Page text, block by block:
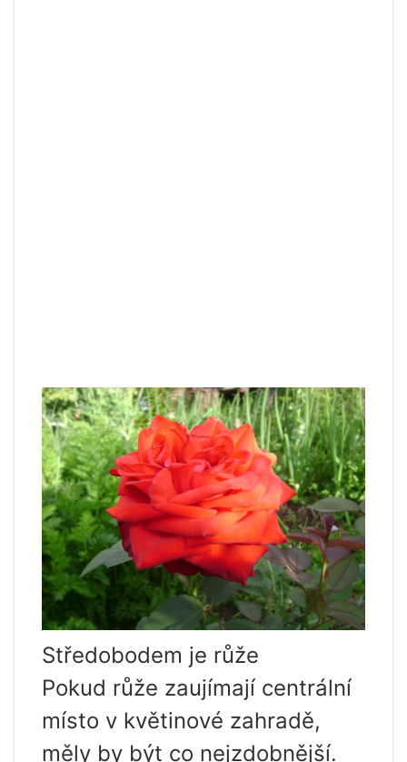
Středobodem je růže
Pokud růže zaujímají centrální
místo v květinové zahradě,
měly by být co nejzdobnější.